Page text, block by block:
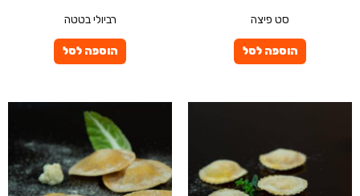
סט פיצה
הוספה לסל
רביולי בטטה
הוספה לסל